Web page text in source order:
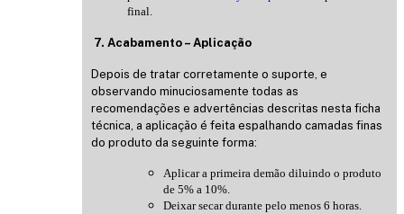
final.
7. Acabamento – Aplicação
Depois de tratar corretamente o suporte, e
observando minuciosamente todas as
recomendações e advertências descritas nesta ficha
técnica, a aplicação é feita espalhando camadas finas
do produto da seguinte forma:
Aplicar a primeira demão diluindo o produto
de 5% a 10%.
Deixar secar durante pelo menos 6 horas.